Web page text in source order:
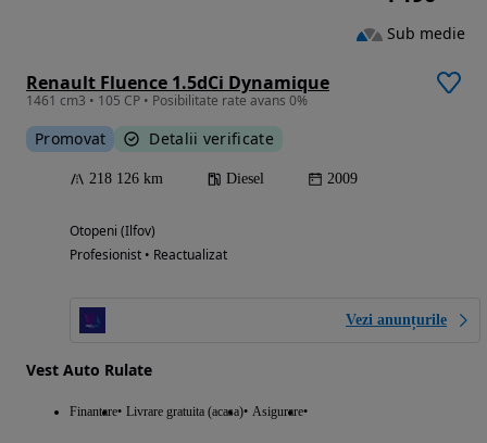
Renault Fluence 1.5dCi Dynamique
1461 cm3 • 105 CP • Posibilitate rate avans 0%
Promovat Detalii verificate
218 126 km Diesel 2009
Otopeni (Ilfov)
Profesionist • Reactualizat
Vezi anunțurile
Vest Auto Rulate
Finantare Livrare gratuita (acasa) Asigurare
Sub medie